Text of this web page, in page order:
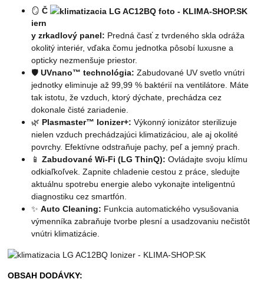
🪞Č
iern
y zrkadlový panel: Predná časť z tvrdeného skla odráža
okolitý interiér, vďaka čomu jednotka pôsobí luxusne a
opticky nezmenšuje priestor.
🛡️UVnano™ technológia: Zabudované UV svetlo vnútri
jednotky eliminuje až 99,99 % baktérií na ventilátore. Máte
tak istotu, že vzduch, ktorý dýchate, prechádza cez
dokonale čisté zariadenie.
🌿 Plasmaster™ Ionizer+: Výkonný ionizátor sterilizuje
nielen vzduch prechádzajúci klimatizáciou, ale aj okolité
povrchy. Efektívne odstraňuje pachy, peľ a jemný prach.
📱Zabudované Wi-Fi (LG ThinQ): Ovládajte svoju klímu
odkiaľkoľvek. Zapnite chladenie cestou z práce, sledujte
aktuálnu spotrebu energie alebo vykonajte inteligentnú
diagnostiku cez smartfón.
✨Auto Cleaning: Funkcia automatického vysušovania
výmenníka zabraňuje tvorbe plesní a usadzovaniu nečistôt
vnútri klimatizácie.
OBSAH DODÁVKY: